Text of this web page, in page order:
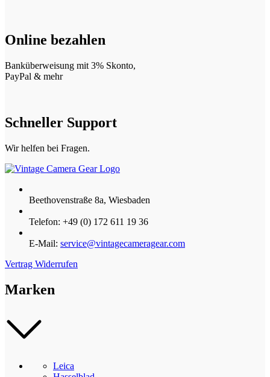
Online bezahlen
Banküberweisung mit 3% Skonto,
PayPal & mehr
Schneller Support
Wir helfen bei Fragen.
Beethovenstraße 8a, Wiesbaden
Telefon: +49 (0) 172 611 19 36
E-Mail: service@vintagecameragear.com
Vertrag Widerrufen
Marken
Leica